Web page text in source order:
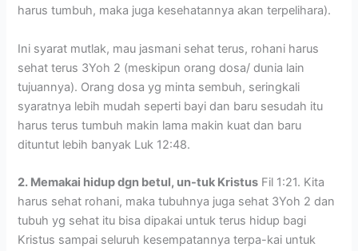
harus tumbuh, maka juga kesehatannya akan terpelihara).
Ini syarat mutlak, mau jasmani sehat terus, rohani harus
sehat terus 3Yoh 2 (meskipun orang dosa/ dunia lain
tujuannya). Orang dosa yg minta sembuh, seringkali
syaratnya lebih mudah seperti bayi dan baru sesudah itu
harus terus tumbuh makin lama makin kuat dan baru
dituntut lebih banyak Luk 12:48.
2. Memakai hidup dgn betul, un-tuk Kristus Fil 1:21. Kita
harus sehat rohani, maka tubuhnya juga sehat 3Yoh 2 dan
tubuh yg sehat itu bisa dipakai untuk terus hidup bagi
Kristus sampai seluruh kesempatannya terpa-kai untuk